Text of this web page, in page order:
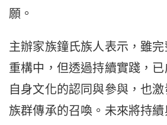
願。
主辦家族鐘氏族人表示，雖
重構中，但透過持續實踐，
自身文化的認同與參與，也
族群傳承的召喚。未來將持